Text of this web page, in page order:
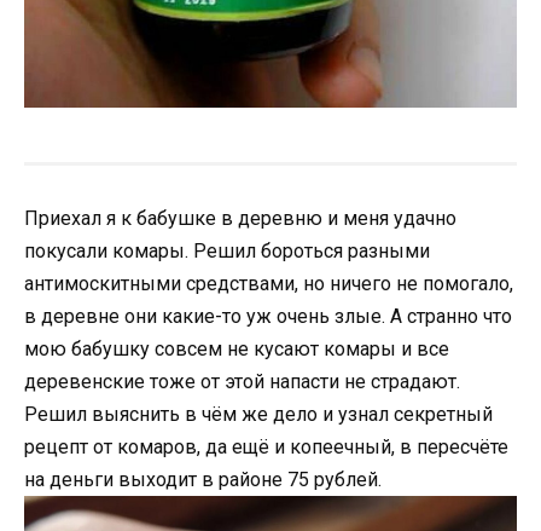
Приехал я к бабушке в деревню и меня удачно
покусали комары. Решил бороться разными
антимоскитными средствами, но ничего не помогало,
в деревне они какие-то уж очень злые. А странно что
мою бабушку совсем не кусают комары и все
деревенские тоже от этой напасти не страдают.
Решил выяснить в чём же дело и узнал секретный
рецепт от комаров, да ещё и копеечный, в пересчёте
на деньги выходит в районе 75 рублей.